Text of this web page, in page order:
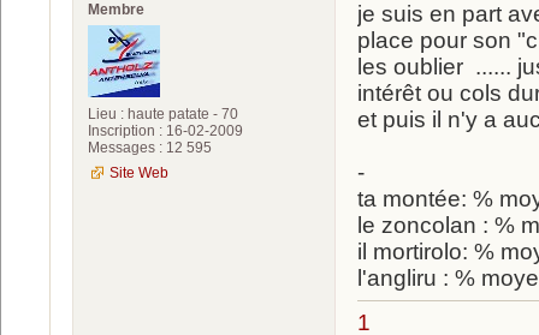
Membre
Lieu : haute patate - 70
Inscription : 16-02-2009
Messages : 12 595
Site Web
je suis en part
place pour son
les oublier ......
intérêt ou cols
et puis il n'y a
-
ta montée: %
le zoncolan : %
il mortirolo: %
l'angliru : %
1